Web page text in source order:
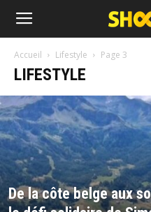
Accueil Lifestyle Page 3
LIFESTYLE
De la côte belge aux